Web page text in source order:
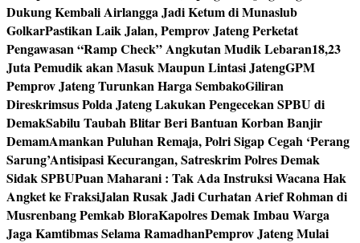
Dukung Kembali Airlangga Jadi Ketum di Munaslub
GolkarPastikan Laik Jalan, Pemprov Jateng Perketat
Pengawasan “Ramp Check” Angkutan Mudik Lebaran18,23
Juta Pemudik akan Masuk Maupun Lintasi JatengGPM
Pemprov Jateng Turunkan Harga SembakoGiliran
Direskrimsus Polda Jateng Lakukan Pengecekan SPBU di
DemakSabilu Taubah Blitar Beri Bantuan Korban Banjir
DemamAmankan Puluhan Remaja, Polri Sigap Cegah ‘Perang
Sarung’Antisipasi Kecurangan, Satreskrim Polres Demak
Sidak SPBUPuan Maharani : Tak Ada Instruksi Wacana Hak
Angket ke FraksiJalan Rusak Jadi Curhatan Arief Rohman di
Musrenbang Pemkab BloraKapolres Demak Imbau Warga
Jaga Kamtibmas Selama RamadhanPemprov Jateng Mulai